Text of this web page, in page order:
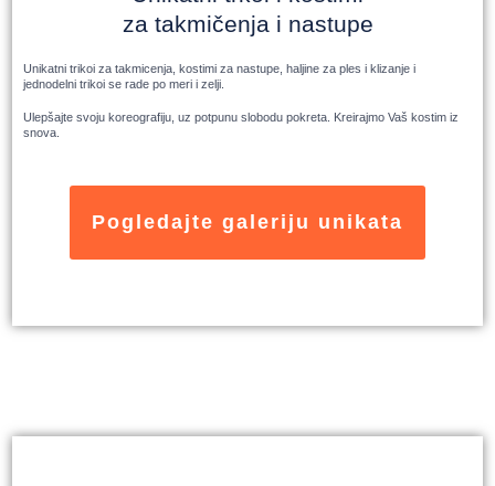
za takmičenja i nastupe
Unikatni trikoi za takmicenja, kostimi za nastupe, haljine za ples i klizanje i
jednodelni trikoi se rade po meri i zelji.
Ulepšajte svoju koreografiju, uz potpunu slobodu pokreta. Kreirajmo Vaš kostim iz
snova.
Pogledajte galeriju unikata